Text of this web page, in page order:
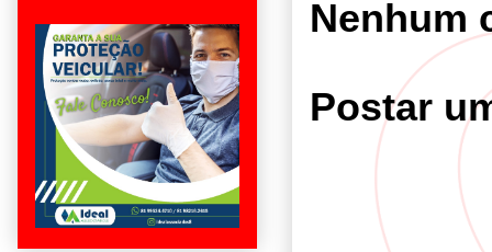
Nenhum
Postar